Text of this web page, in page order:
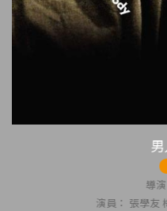
導
演員： 張學友